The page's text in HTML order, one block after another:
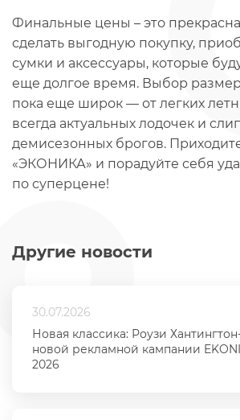
Другие новости
30.07.2026
Новая классика: Роузи
новой рекламной кампании
2026
Финальные цены – это
сделать выгодную покупку,
сумки и аксессуары, которые
еще долгое время. Выбор
пока еще широк — от легких
всегда актуальных лодочек и
демисезонных брогов.
«ЭКОНИКА» и порадуйте себя
по суперцене!